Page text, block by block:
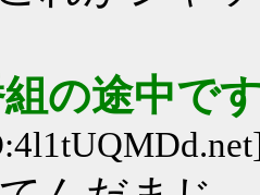
の途中で